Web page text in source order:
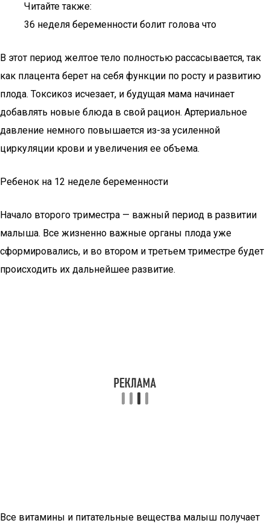
Читайте также:
36 неделя беременности болит голова что
В этот период желтое тело полностью рассасывается, так
как плацента берет на себя функции по росту и развитию
плода. Токсикоз исчезает, и будущая мама начинает
добавлять новые блюда в свой рацион. Артериальное
давление немного повышается из-за усиленной
циркуляции крови и увеличения ее объема.
Ребенок на 12 неделе беременности
Начало второго триместра — важный период в развитии
малыша. Все жизненно важные органы плода уже
сформировались, и во втором и третьем триместре будет
происходить их дальнейшее развитие.
Все витамины и питательные вещества малыш получает